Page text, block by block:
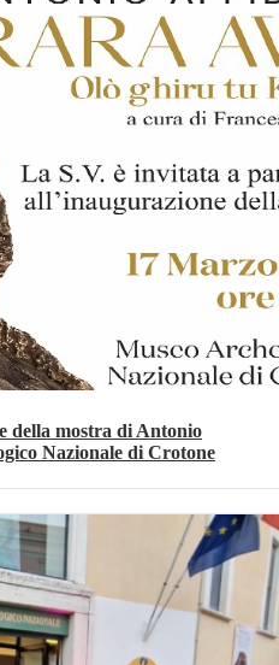
della mostra di Antonio
Nazionale di Crotone